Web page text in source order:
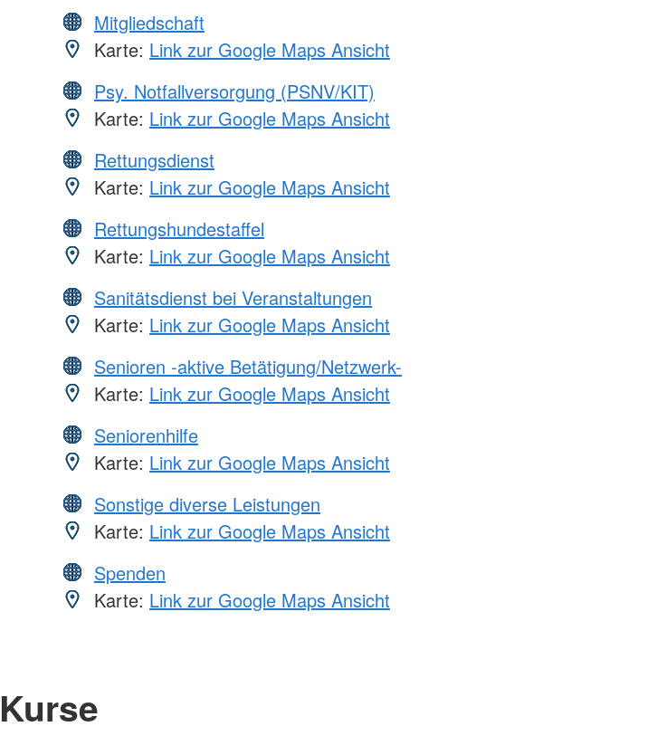
Mitgliedschaft
Karte: Link zur Google Maps Ansicht
Psy. Notfallversorgung (PSNV/KIT)
Karte: Link zur Google Maps Ansicht
Rettungsdienst
Karte: Link zur Google Maps Ansicht
Rettungshundestaffel
Karte: Link zur Google Maps Ansicht
Sanitätsdienst bei Veranstaltungen
Karte: Link zur Google Maps Ansicht
Senioren -aktive Betätigung/Netzwerk-
Karte: Link zur Google Maps Ansicht
Seniorenhilfe
Karte: Link zur Google Maps Ansicht
Sonstige diverse Leistungen
Karte: Link zur Google Maps Ansicht
Spenden
Karte: Link zur Google Maps Ansicht
Kurse